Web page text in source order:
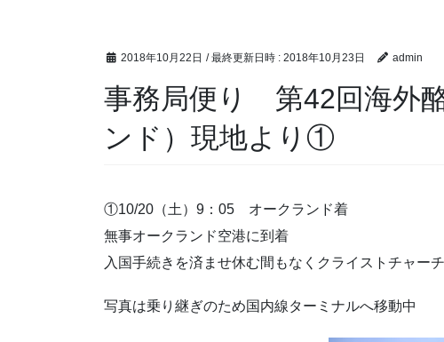
2018年10月22日 / 最終更新日時 : 2018年10月23日 admin
事務局便り 第42回海外
ンド）現地より①
①10/20（土）9：05 オークランド着
無事オークランド空港に到着
入国手続きを済ませ休む間もなくクライストチャー
写真は乗り継ぎのため国内線ターミナルへ移動中